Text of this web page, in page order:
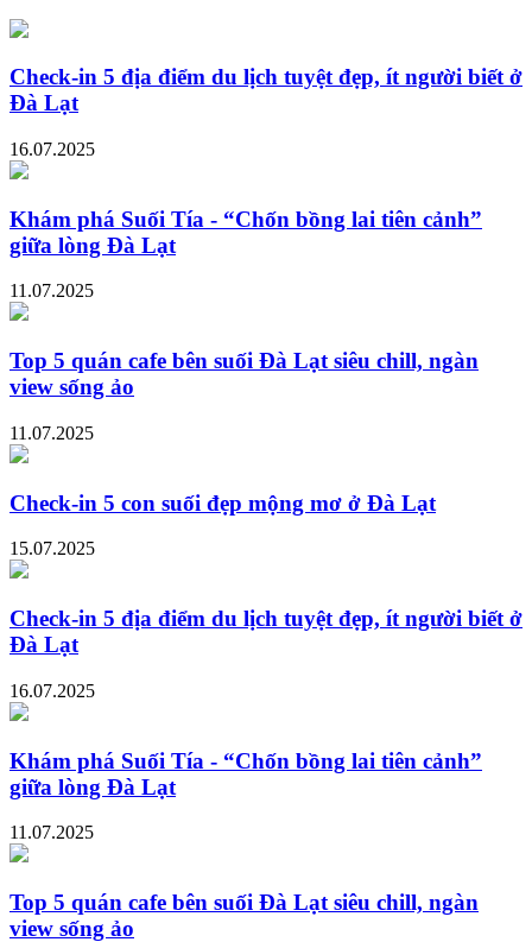
Check-in 5 địa điểm du lịch tuyệt đẹp, ít người biết ở
Đà Lạt
16.07.2025
Khám phá Suối Tía - “Chốn bồng lai tiên cảnh”
giữa lòng Đà Lạt
11.07.2025
Top 5 quán cafe bên suối Đà Lạt siêu chill, ngàn
view sống ảo
11.07.2025
Check-in 5 con suối đẹp mộng mơ ở Đà Lạt
15.07.2025
Check-in 5 địa điểm du lịch tuyệt đẹp, ít người biết ở
Đà Lạt
16.07.2025
Khám phá Suối Tía - “Chốn bồng lai tiên cảnh”
giữa lòng Đà Lạt
11.07.2025
Top 5 quán cafe bên suối Đà Lạt siêu chill, ngàn
view sống ảo